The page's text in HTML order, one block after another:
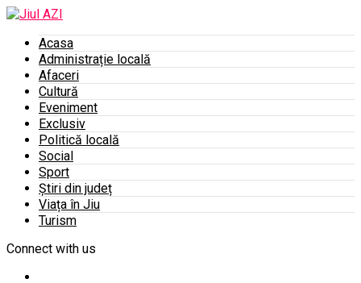
Acasa
Administrație locală
Afaceri
Cultură
Eveniment
Exclusiv
Politică locală
Social
Sport
Știri din județ
Viața în Jiu
Turism
Connect with us